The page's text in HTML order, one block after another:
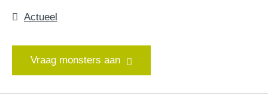
Actueel
Vraag monsters aan